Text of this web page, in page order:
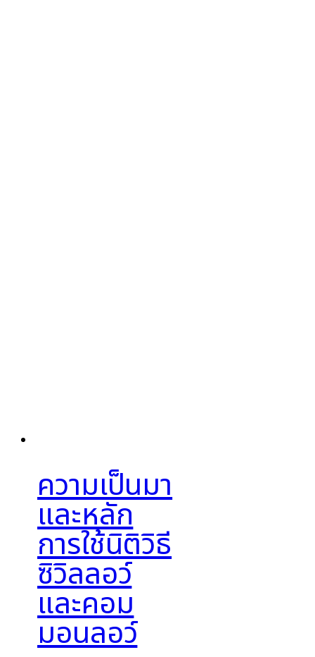
ความเป็นมา
และหลัก
การใช้นิติวิธี
ซิวิลลอว์
และคอม
มอนลอว์